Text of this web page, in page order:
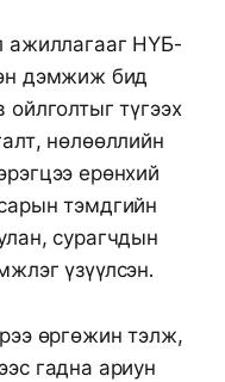
ажиллагааг НҮБ-
дэмжиж бид
түгээх
нөлөөллийн
ерөнхий
тэмдгийн
сурагчдын
үзүүлсэн.
өргөжин тэлж,
гадна ариун